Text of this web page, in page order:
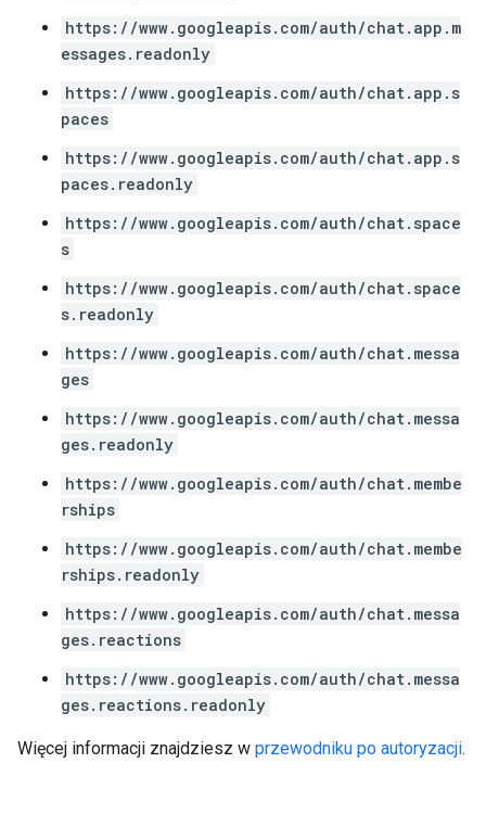
https://www.googleapis.com/auth/chat.app.m
essages.readonly
https://www.googleapis.com/auth/chat.app.s
paces
https://www.googleapis.com/auth/chat.app.s
paces.readonly
https://www.googleapis.com/auth/chat.space
s
https://www.googleapis.com/auth/chat.space
s.readonly
https://www.googleapis.com/auth/chat.messa
ges
https://www.googleapis.com/auth/chat.messa
ges.readonly
https://www.googleapis.com/auth/chat.membe
rships
https://www.googleapis.com/auth/chat.membe
rships.readonly
https://www.googleapis.com/auth/chat.messa
ges.reactions
https://www.googleapis.com/auth/chat.messa
ges.reactions.readonly
Więcej informacji znajdziesz w przewodniku po autoryzacji.